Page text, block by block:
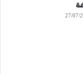
27/07/